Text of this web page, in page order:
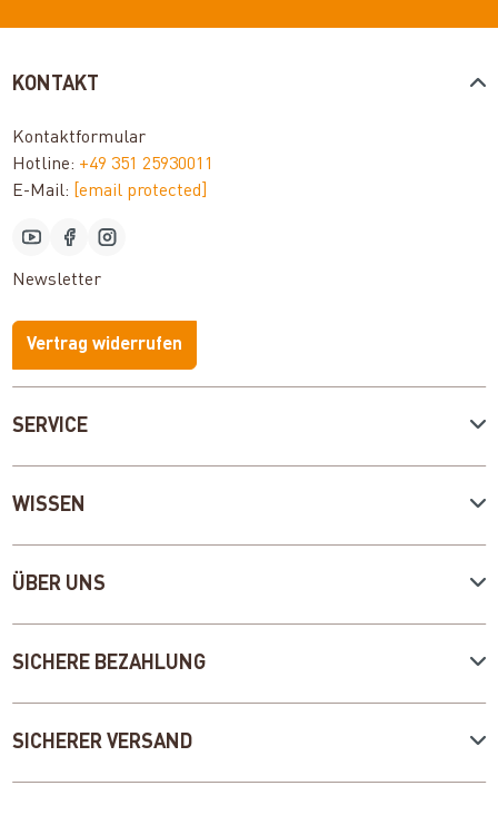
SERVICE
WISSEN
ÜBER UNS
KONTAKT
Kontaktformular
Hotline: +49 351 25930011
E-Mail: [email protected]
Newsletter
Vertrag widerrufen
SICHERE BEZAHLUNG
SICHERER VERSAND